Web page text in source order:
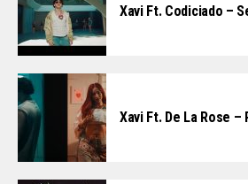
Xavi Ft. Codiciado –
Xavi Ft. De La Rose –